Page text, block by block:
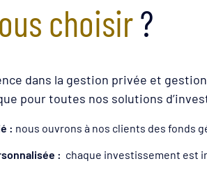
choisir?
dans la gestion privée et
pour toutes nos solutions
: nous ouvrons à nos clients des fonds
: chaque investissement est